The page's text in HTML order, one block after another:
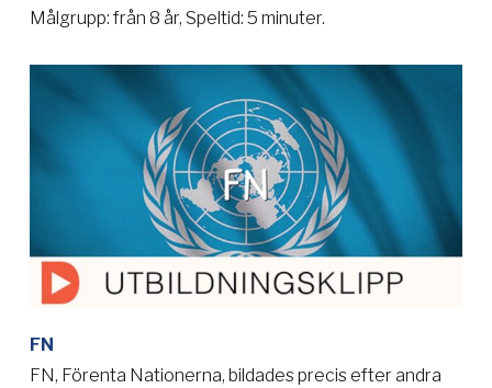
Målgrupp: från 8 år, Speltid: 5 minuter.
FN
FN, Förenta Nationerna, bildades precis efter andra